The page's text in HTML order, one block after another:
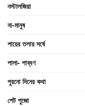
নস্টালজিয়া
না-মানুষ
পায়ের তলায় সর্ষে
পালা- পাব্বণ
পুরনো দিনের কথা
পেট পুজো